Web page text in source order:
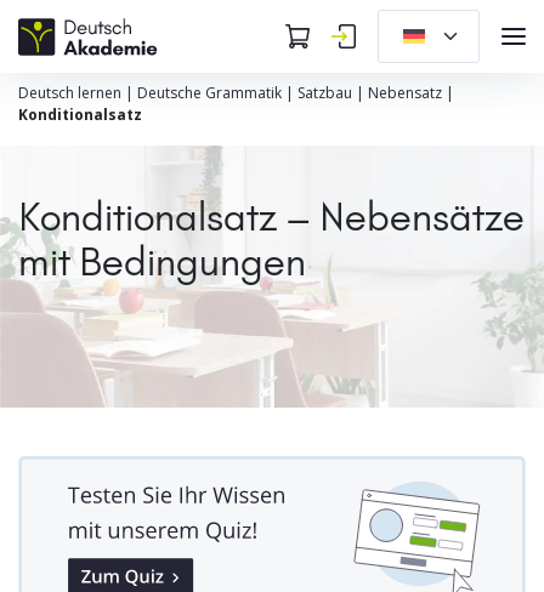
Deutsch lernen | Deutsche Grammatik | Satzbau | Nebensatz |
Konditionalsatz
Konditionalsatz – Nebensätze
mit Bedingungen